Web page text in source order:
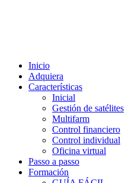
Inicio
Adquiera
Características
Inicial
Gestión de satélites
Multifarm
Control financiero
Control individual
Oficina virtual
Passo a passo
Formación